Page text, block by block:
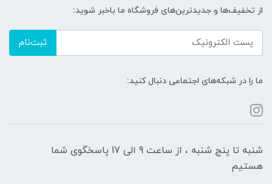
از تخفیف‌ها و جدیدترین‌های فروشگاه ما باخبر شوید:
ثبت‌نام
ما را در شبکه‌های اجتماعی دنبال کنید:
شنبه تا پنج شنبه ، از ساعت 9 الی 17 پاسخگوی شما
هستیم